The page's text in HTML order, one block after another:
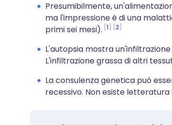
Presumibilmente,
ma l'impressione è di una
primi sei mesi). 1 2
L'autopsia mostra
L'infiltrazione grassa di altri
La consulenza genetica può
recessivo. Non esiste